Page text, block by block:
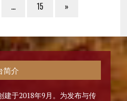
… 15 »
简介
建于2018年9月。为发布与传